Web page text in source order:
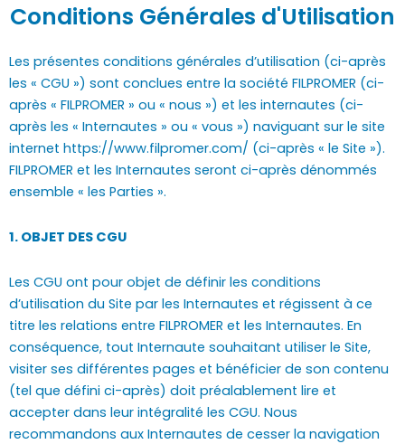
Conditions Générales d'Utilisation
Les présentes conditions générales d’utilisation (ci-après
les « CGU ») sont conclues entre la société FILPROMER (ci-
après « FILPROMER » ou « nous ») et les internautes (ci-
après les « Internautes » ou « vous ») naviguant sur le site
internet https://www.filpromer.com/ (ci-après « le Site »).
FILPROMER et les Internautes seront ci-après dénommés
ensemble « les Parties ».
1. OBJET DES CGU
Les CGU ont pour objet de définir les conditions
d’utilisation du Site par les Internautes et régissent à ce
titre les relations entre FILPROMER et les Internautes. En
conséquence, tout Internaute souhaitant utiliser le Site,
visiter ses différentes pages et bénéficier de son contenu
(tel que défini ci-après) doit préalablement lire et
accepter dans leur intégralité les CGU. Nous
recommandons aux Internautes de cesser la navigation